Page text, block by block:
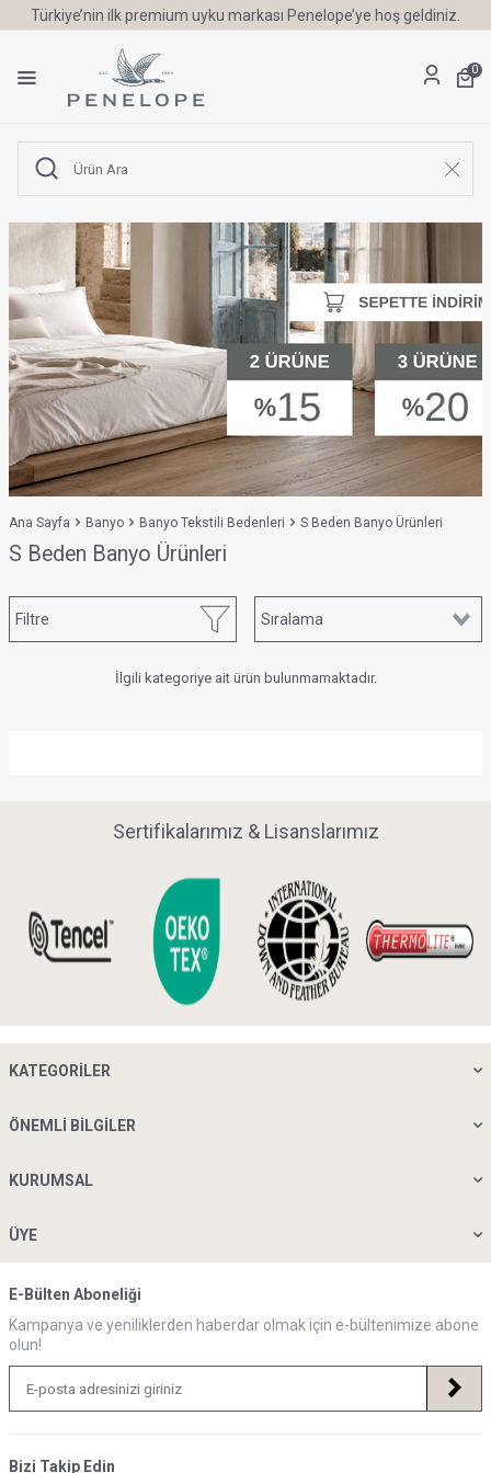
Türkiye’nin ilk premium uyku markası Penelope’ye hoş geldiniz.
0
Ana Sayfa Banyo Banyo Tekstili Bedenleri S Beden Banyo Ürünleri
S Beden Banyo Ürünleri
Filtre
İlgili kategoriye ait ürün bulunmamaktadır.
Sertifikalarımız & Lisanslarımız
KATEGORILER
ÖNEMLI BILGILER
KURUMSAL
ÜYE
E-Bülten Aboneliği
Kampanya ve yeniliklerden haberdar olmak için e-bültenimize abone
olun!
Bizi Takip Edin